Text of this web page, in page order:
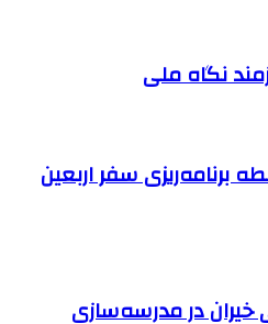
نگاه ملی
برنامه‌ریزی سفر اربعین